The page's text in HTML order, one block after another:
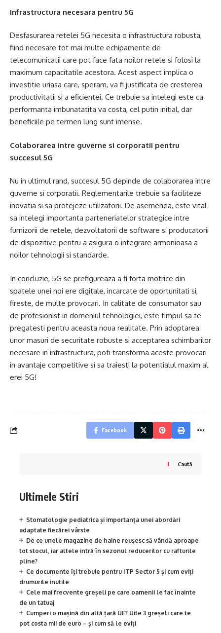
Infrastructura necesara pentru 5G
Desfasurarea retelei 5G necesita o infrastructura robusta,
fiind necesare tot mai multe echipamente de
telecomunicatii care pot face fata noilor retele si folosi la
maximum capacitatile acestora. Acest aspect implica o
investitie uriasa care, speram, va fi justificata de cresterea
productivitatii si a eficientei. Ce trebuie sa intelegi este ca
performanta imbunatatita va costa, cel putin initial, dar
beneficiile pe termen lung sunt imense.
Colaborarea intre guverne si corporatii pentru
succesul 5G
Nu in ultimul rand, succesul 5G depinde de colaborarea intre
guverne si corporatii. Reglementarile trebuie sa faciliteze
inovatia si sa protejeze utilizatorii. De asemenea, este vital
sa intelegi importanta parteneriatelor strategice intre
furnizorii de retele, dezvoltatorii de software si producatorii
de dispozitive pentru a asigura o integrare armonioasa a
noilor tehnologii si standarde.
In concluzie, 5G se prefigureaza a fi forta motrice din
spatele unei noi ere digitale, incarcate de oportunitati si,
fireste, de multe provocari. In calitate de consumator sau
de profesionist in domeniul tehnologiei, este timpul sa te
pregatesti pentru aceasta noua realitate. Prin adoptarea
unor masuri de securitate robuste si acceptarea schimbarilor
necesare in infrastructura, poti transforma aceste provocari
in avantaje competitive si sa traiesti la potentialul maxim al
erei 5G!
Facebook
Caută
Ultimele Stiri
Stomatologie pediatrica și importanța unei abordări
adaptate fiecărei vârste
De ce unele magazine de haine reușesc să vândă aproape
tot stocul, iar altele intră în sezonul reducerilor cu rafturile
pline?
Ce documente îți trebuie pentru ITP Sector 5 și cum eviți
drumurile inutile
Cele mai frecvente greșeli pe care oamenii le fac înainte
de un tatuaj
Cumperi o mașină din altă țară UE? Uite 3 greșeli care te
pot costa mii de euro – și cum să le eviți